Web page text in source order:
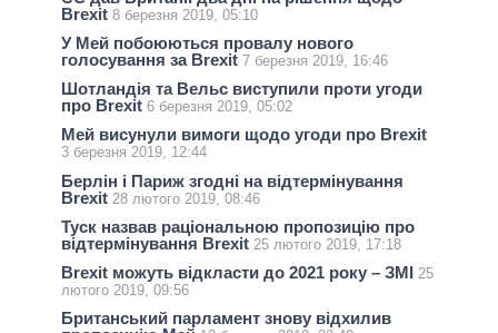
Brexit 8 березня 2019, 05:10
У Мей побоюються провалу нового
голосування за Brexit 7 березня 2019, 16:46
Шотландія та Вельс виступили проти угоди
про Brexit 6 березня 2019, 05:02
Мей висунули вимоги щодо угоди про Brexit
3 березня 2019, 12:44
Берлін і Париж згодні на відтермінування
Brexit 28 лютого 2019, 08:46
Туск назвав раціональною пропозицію про
відтермінування Brexit 25 лютого 2019, 17:18
Brexit можуть відкласти до 2021 року – ЗМІ 25
лютого 2019, 09:56
Британський парламент знову відхилив